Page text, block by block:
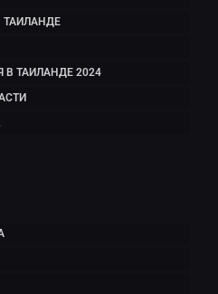
ТАИЛАНДЕ 2024